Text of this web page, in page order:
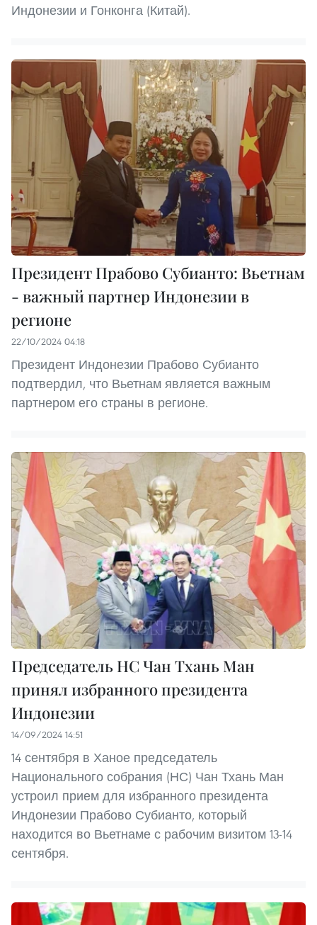
Индонезии и Гонконга (Китай).
Президент Прабово Субианто: Вьетнам
- важный партнер Индонезии в
регионе
22/10/2024 04:18
Президент Индонезии Прабово Субианто
подтвердил, что Вьетнам является важным
партнером его страны в регионе.
Председатель НС Чан Тхань Ман
принял избранного президента
Индонезии
14/09/2024 14:51
14 сентября в Ханое председатель
Национального собрания (НС) Чан Тхань Ман
устроил прием для избранного президента
Индонезии Прабово Субианто, который
находится во Вьетнаме с рабочим визитом 13-14
сентября.